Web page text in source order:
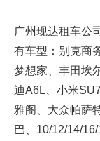
广州现达租车公
有车型：别克商
梦想家、丰田埃
迪A6L、小米
雅阁、大众帕萨
巴、10/12/14/